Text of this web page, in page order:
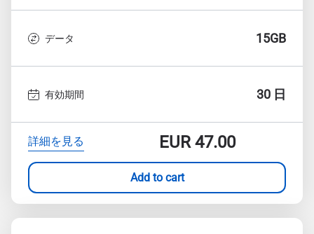
データ 15GB
有効期間 30 日
詳細を見る EUR47.00
Add to cart